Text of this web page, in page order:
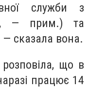
служби з
— прим.) та
сказала вона.
що в
працює 14